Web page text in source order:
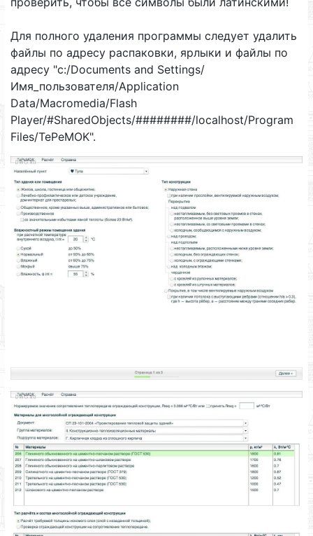
Для полного удаления программы следует удалить
файлы по адресу распаковки, ярлыки и файлы по
адресу "c:/Documents and Settings/
Имя_пользователя/Application
Data/Macromedia/Flash
Player/#SharedObjects/########/localhost/Program
Files/TePeMOK".